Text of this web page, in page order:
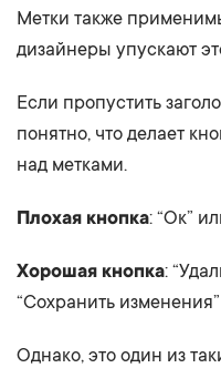
Метки также
дизайнеры упускают
Если пропустить
понятно, что делает
над метками.
Плохая кнопка: “Ок”
Хорошая кнопка:
“Сохранить изменения”
Однако, это один из